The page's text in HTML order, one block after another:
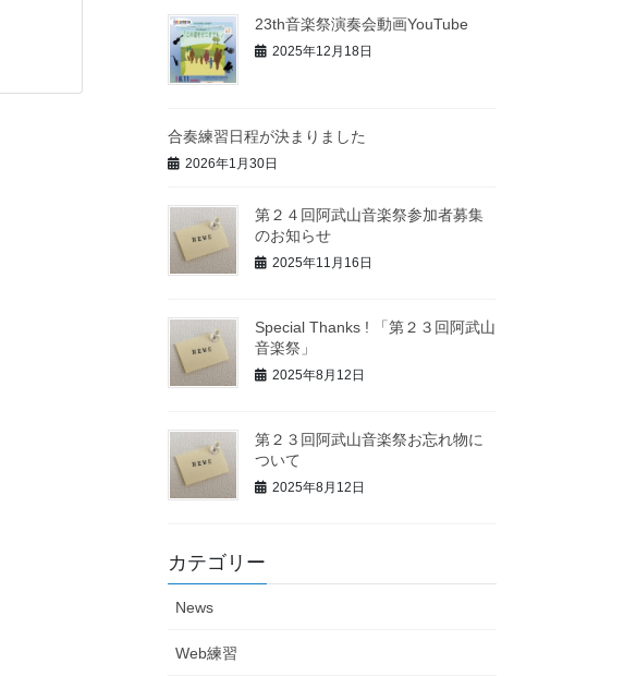
23th音楽祭演奏会動画YouTube
2025年12月18日
合奏練習日程が決まりました
2026年1月30日
第２４回阿武山音楽祭参加者募集
のお知らせ
2025年11月16日
Special Thanks ! 「第２３回阿武山
音楽祭」
2025年8月12日
第２３回阿武山音楽祭お忘れ物に
ついて
2025年8月12日
カテゴリー
News
Web練習